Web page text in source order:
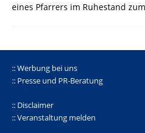
eines Pfarrers im Ruhestand
:: Werbung bei uns
:: Presse und PR-Beratung
:: Disclaimer
:: Veranstaltung melden